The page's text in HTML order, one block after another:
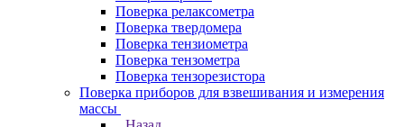
Поверка релаксометра
Поверка твердомера
Поверка тензиометра
Поверка тензометра
Поверка тензорезистора
Поверка приборов для взвешивания и измерения
массы